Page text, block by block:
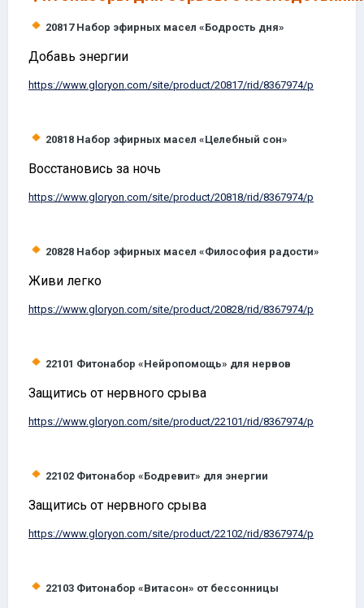
20817 Набор эфирных масел «Бодрость дня»
Добавь энергии
https://www.gloryon.com/site/product/20817/rid/8367974/p
20818 Набор эфирных масел «Целебный сон»
Восстановись за ночь
https://www.gloryon.com/site/product/20818/rid/8367974/p
20828 Набор эфирных масел «Философия радости»
Живи легко
https://www.gloryon .com/site/product/20828/rid/8367974/p
22101 Фитонабор «Нейропомощь» для нервов
Защитись от нервного срыва
https://www.gloryon .com/site/product/22101/rid/8367974/p
22102 Фитонабор «Бодревит» для энергии
Защитись от нервного срыва
https://www.gloryon .com/site/product/22102/rid/8367974/p
22103 Фитонабор «Витасон» от бессонницы